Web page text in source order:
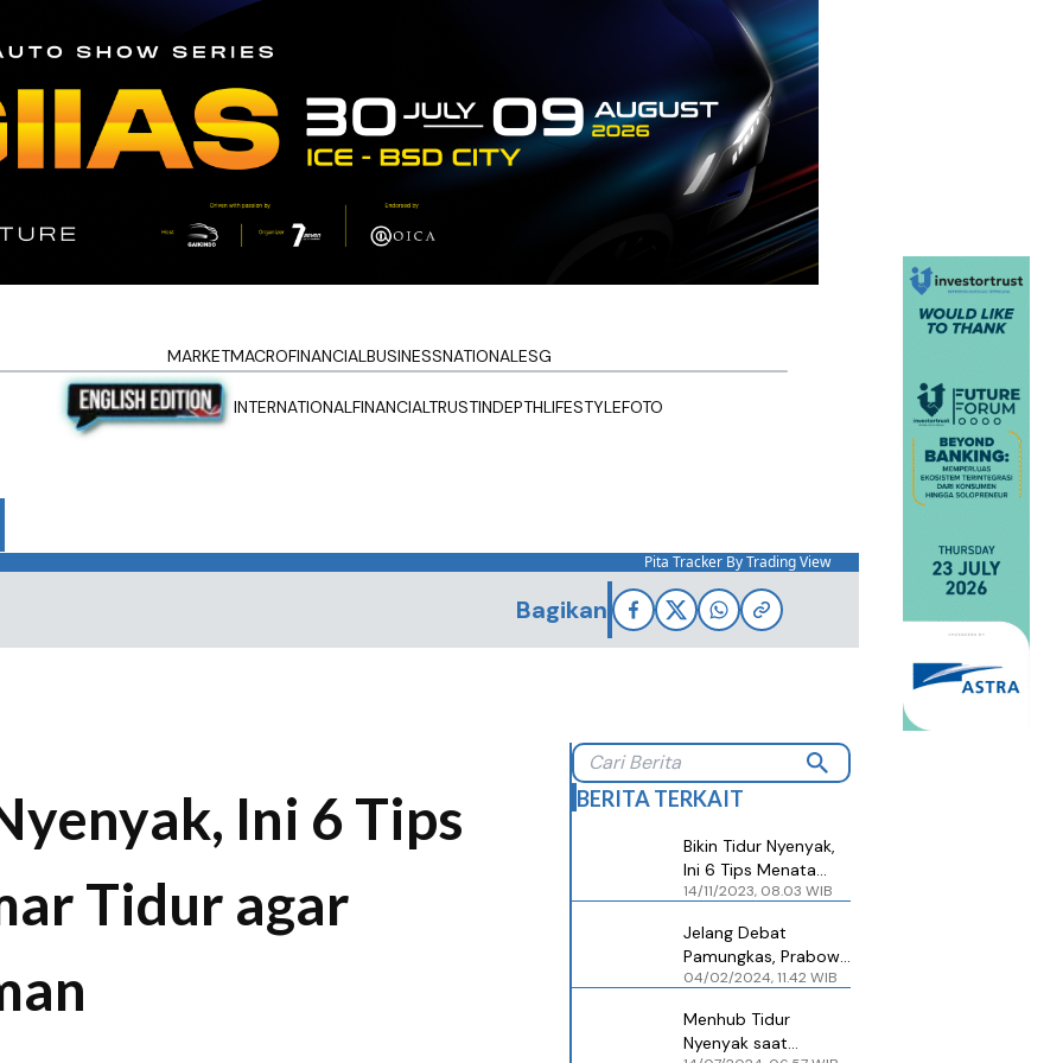
MARKETMACROFINANCIALBUSINESSNATIONALESG
INTERNATIONALFINANCIALTRUSTINDEPTHLIFESTYLEFOTO
Pita Tracker By Trading View
Bagikan
Ini 6 Tips
Tidur agar
BERITA TERKAIT
Bikin Tidur Nyenyak,
Ini 6 Tips Menata
Kamar Tidur agar
14/11/2023, 08.03 WIB
Jelang Debat
Pamungkas, Prabowo
Tidur Nyenyak
04/02/2024, 11.42 WIB
Menhub Tidur
Nyenyak saat